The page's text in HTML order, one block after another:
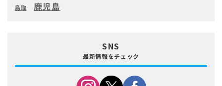
鳥取 鹿児島
SNS
最新情報をチェック